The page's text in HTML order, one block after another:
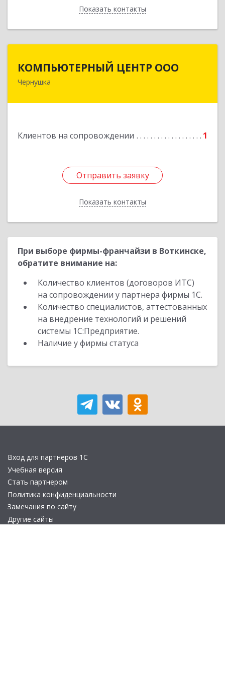
Показать контакты
Назад
КОМПЬЮТЕРНЫЙ ЦЕНТР ООО
Чернушка
Клиентов на сопровождении 1
Отправить заявку
Показать контакты
КОМПЬЮТЕРНЫЙ ЦЕНТР ООО
Отправить заявку
Назад
При выборе фирмы-франчайзи в Воткинске,
обратите внимание на:
Количество клиентов (договоров ИТС)
на сопровождении у партнера фирмы 1С.
Количество специалистов, аттестованных
на внедрение технологий и решений
системы 1С:Предприятие.
Наличие у фирмы статуса
Вход для партнеров 1С
Учебная версия
Стать партнером
Политика конфиденциальности
Замечания по сайту
Другие сайты